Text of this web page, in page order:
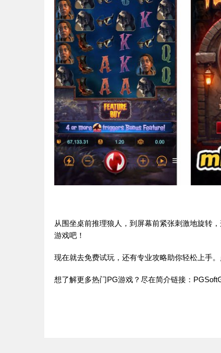
从围坐桌前推理狼人，到屏幕前紧张刺激地旋转
游戏吧！
现在就去免费试玩，还有专业攻略助你轻松上手
想了解更多热门PG游戏？尽在简介链接：